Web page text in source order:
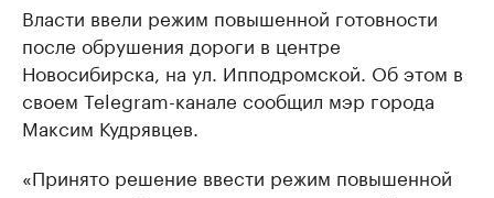
Власти ввели режим повышенной готовности
после обрушения дороги в центре
Новосибирска, на ул. Ипподромской. Об этом в
своем Telegram-канале сообщил мэр города
Максим Кудрявцев.
«Принято решение ввести режим повышенной